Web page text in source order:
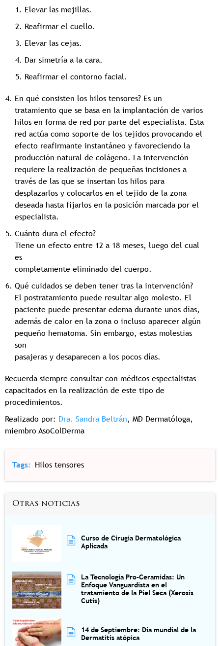
Elevar las mejillas.
Reafirmar el cuello.
Elevar las cejas.
Dar simetría a la cara.
Reafirmar el contorno facial.
En qué consisten los hilos tensores? Es un
tratamiento que se basa en la implantación de varios
hilos en forma de red por parte del especialista. Esta
red actúa como soporte de los tejidos provocando el
efecto reafirmante instantáneo y favoreciendo la
producción natural de colágeno. La intervención
requiere la realización de pequeñas incisiones a
través de las que se insertan los hilos para
desplazarlos y colocarlos en el tejido de la zona
deseada hasta fijarlos en la posición marcada por el
especialista.
Cuánto dura el efecto?
Tiene un efecto entre 12 a 18 meses, luego del cual
es
completamente eliminado del cuerpo.
Qué cuidados se deben tener tras la intervención?
El postratamiento puede resultar algo molesto. El
paciente puede presentar edema durante unos días,
además de calor en la zona o incluso aparecer algún
pequeño hematoma. Sin embargo, estas molestias
son
pasajeras y desaparecen a los pocos días.
Recuerda siempre consultar con médicos especialistas
capacitados en la realización de este tipo de
procedimientos.
Realizado por: Dra. Sandra Beltrán, MD Dermatóloga,
miembro AsoColDerma
Tags Hilos tensores
Otras noticias
Curso de Cirugía Dermatológica
Aplicada
La Tecnología Pro-Ceramidas: Un
Enfoque Vanguardista en el
tratamiento de la Piel Seca (Xerosis
Cutis)
14 de Septiembre: Día mundial de la
Dermatitis atópica